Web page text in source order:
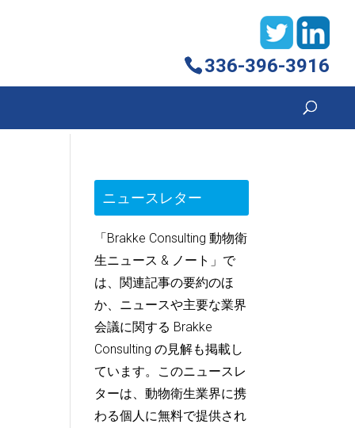
336-396-3916
ニュースレター
「Brakke Consulting 動物衛
生ニュース & ノート」で
は、関連記事の要約のほ
か、ニュースや主要な業界
会議に関する Brakke
Consulting の見解も掲載し
ています。このニュースレ
ターは、動物衛生業界に携
わる個人に無料で提供され